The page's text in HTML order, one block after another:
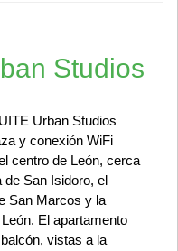
Studios
Urban Studios
y conexión WiFi
centro de León, cerca
de San Isidoro, el
San Marcos y la
El apartamento
vistas a la